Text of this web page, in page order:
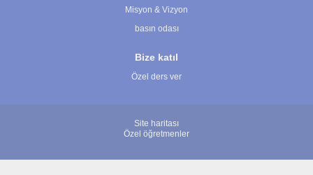
Misyon & Vizyon
basın odası
Bize katıl
Özel ders ver
Site haritası
Özel öğretmenler